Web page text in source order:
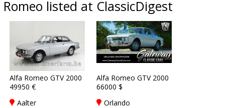
Romeo listed at ClassicDigest
Alfa Romeo GTV 2000
49950 €
Aalter
Alfa Romeo GTV 2000
66000 $
Orlando